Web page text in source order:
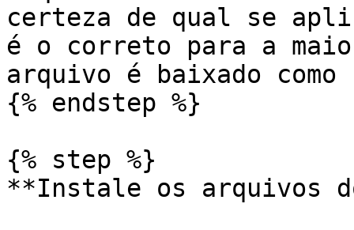
certeza de qual se
é o correto para a
arquivo é baixado como
{% endstep %}
{% step %}
**Instale os arquivos